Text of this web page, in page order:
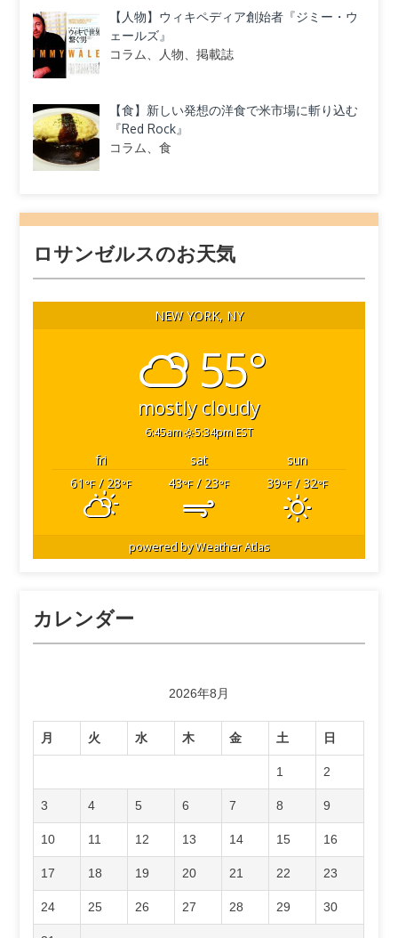
【人物】ウィキペディア創始者『ジミー・ウ
ェールズ』
コラム、人物、掲載誌
【食】新しい発想の洋食で米市場に斬り込む
『Red Rock』
コラム、食
ロサンゼルスのお天気
NEW YORK, NY
55°
mostly cloudy
6:45am 5:34pm EST
fri sat
sun
61 °F/ 28°F 43°F/ 23°F 39°F/ 32°F
powered byWeather Atlas
カレンダー
2026年8月
月 火 水 木 金 土 日
1 2
3 4 5 6 7 8 9
10 11 12 13 14 15 16
17 18 19 20 21 22 23
24 25 26 27 28 29 30